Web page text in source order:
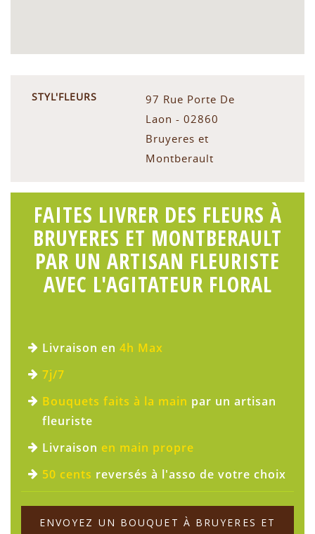
STYL'FLEURS
97 Rue Porte De
Laon - 02860
Bruyeres et
Montberault
FAITES LIVRER DES FLEURS À
BRUYERES ET MONTBERAULT
PAR UN ARTISAN FLEURISTE
AVEC L'AGITATEUR FLORAL
Livraison en 4h Max
7j/7
Bouquets faits à la main par un artisan
fleuriste
Livraison en main propre
50 cents reversés à l'asso de votre choix
ENVOYEZ UN BOUQUET À BRUYERES ET